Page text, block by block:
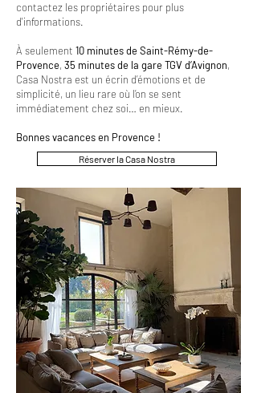
contactez les propriétaires pour plus
d'informations.
À seulement 10 minutes de Saint-Rémy-de-
Provence, 35 minutes de la gare TGV d’Avignon,
Casa Nostra est un écrin d’émotions et de
simplicité, un lieu rare où l’on se sent
immédiatement chez soi… en mieux.
Bonnes vacances en Provence !
Réserver la Casa Nostra